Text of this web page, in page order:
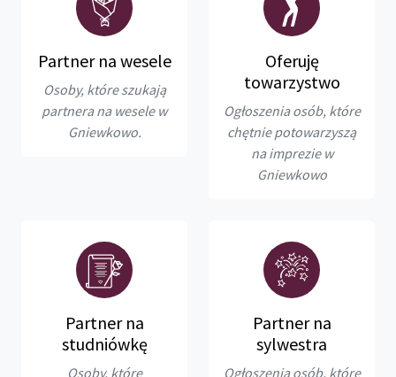
Partner na wesele
Osoby, które szukają
partnera na wesele w
Gniewkowo.
Oferuję
towarzystwo
Ogłoszenia osób, które
chętnie potowarzyszą
na imprezie w
Gniewkowo
Partner na
studniówkę
Osoby, które
Partner na
sylwestra
Ogłoszenia osób, które